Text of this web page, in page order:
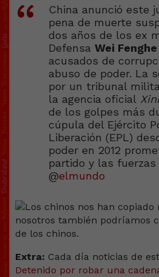
China anunció este
pena de muerte
dos años de los ex
Defensa Wei
acusados de
abuso de poder. La
por un tribunal
la agencia oficial
de los golpes más
cúpula del Ejército
Liberación (EPL)
poder en 2012
partido y las fuerzas
@elmundo
Extra: Cada día noticias de
Detenido por robar una